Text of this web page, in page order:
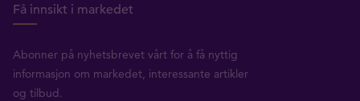
Få innsikt i markedet
Abonner på nyhetsbrevet vårt for å få nyttig
informasjon om markedet, interessante artikler
og tilbud.